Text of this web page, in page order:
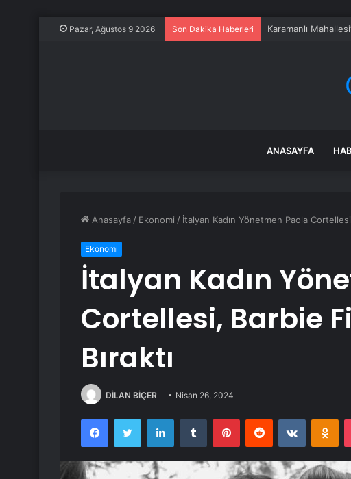
Pazar, Ağustos 9 2026 Son Dakika Haberleri Karamanlı
ANASAYFA
Anasayfa / Ekonomi / İtalyan Kadın Yönetmen Paola
Ekonomi
İtalyan Kadın
Cortellesi, Barbie
Bıraktı
DİLAN BİÇER Nisan 26, 2024
FacebookTwitter LinkedInTumblr PinterestReddit VKontakte